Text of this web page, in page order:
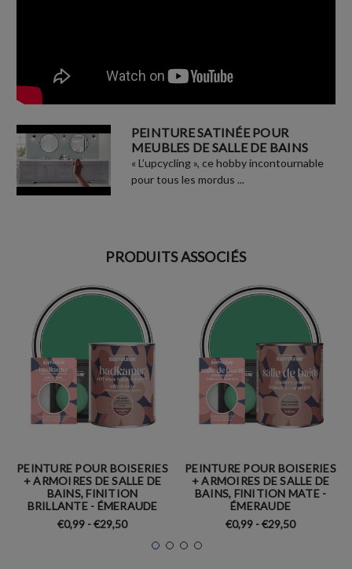
PEINTURE SATINÉE POUR
MEUBLES DE SALLE DE BAINS
« L’upcycling », ce hobby incontournable
pour tous les mordus ...
PRODUITS ASSOCIÉS
PEINTURE POUR BOISERIES
+ ARMOIRES DE SALLE DE
BAINS, FINITION
BRILLANTE - ÉMERAUDE
€0,99 - €29,50
PEINTURE POUR BOISERIES
+ ARMOIRES DE SALLE DE
BAINS, FINITION MATE -
ÉMERAUDE
€0,99 - €29,50